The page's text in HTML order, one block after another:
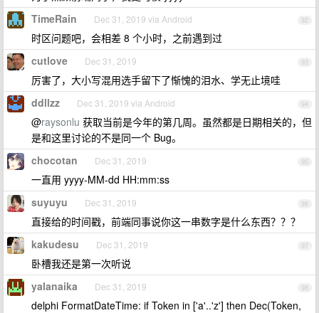
92
TimeRain Dec 31, 2019 via Android
时区问题吧，会相差 8 个小时，之前遇到过
93
cutlove Dec 31, 2019
厉害了，大小写混用选手留下了惭愧的泪水、学无止境哇
94
ddllzz Dec 31, 2019 via Android
@raysonlu 获取当前是今年的第几周。虽然都是日期相关的，但
是和这里讨论的不是同一个 Bug。
95
chocotan Dec 31, 2019
一直用 yyyy-MM-dd HH:mm:ss
96
suyuyu Dec 31, 2019
直接给的时间戳，前端同事说你这一串数字是什么东西？？？
97
kakudesu Dec 31, 2019
卧槽我还是第一次听说
98
yalanaika Dec 31, 2019
delphi FormatDateTime: if Token in ['a'..'z'] then Dec(Token,